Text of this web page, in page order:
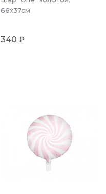
66x37см
340 ₽